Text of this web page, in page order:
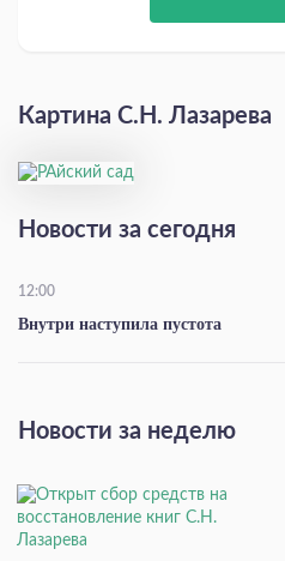
Картина С.Н. Лазарева
Новости за сегодня
12:00
Внутри наступила пустота
Новости за неделю